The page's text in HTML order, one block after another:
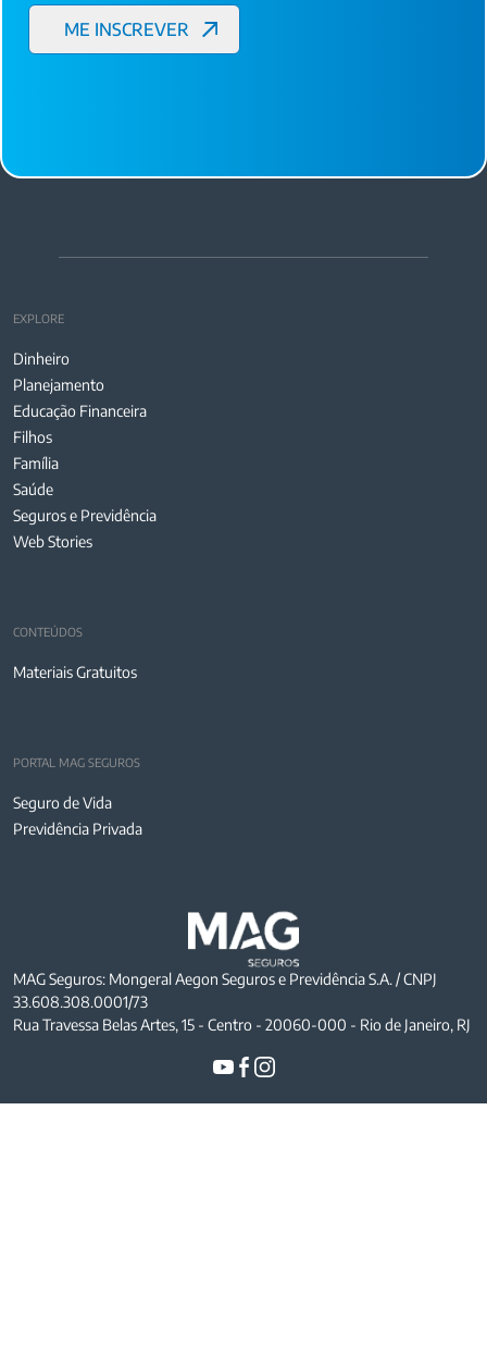
EXPLORE
Dinheiro
Planejamento
Educação Financeira
Filhos
Família
Saúde
Seguros e Previdência
Web Stories
CONTEÚDOS
Materiais Gratuitos
PORTAL MAG SEGUROS
Seguro de Vida
Previdência Privada
MAG Seguros: Mongeral Aegon Seguros e Previdência S.A. / CNPJ
33.608.308.0001/73
Rua Travessa Belas Artes, 15 - Centro - 20060-000 - Rio de Janeiro, RJ